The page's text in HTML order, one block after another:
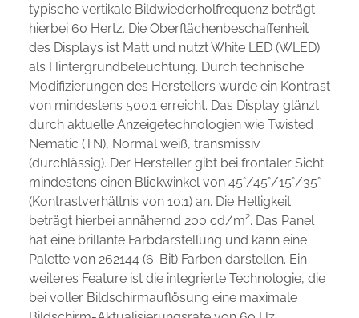
typische vertikale Bildwiederholfrequenz beträgt
hierbei 60 Hertz. Die Oberflächenbeschaffenheit
des Displays ist Matt und nutzt White LED (WLED)
als Hintergrundbeleuchtung. Durch technische
Modifizierungen des Herstellers wurde ein Kontrast
von mindestens 500:1 erreicht. Das Display glänzt
durch aktuelle Anzeigetechnologien wie Twisted
Nematic (TN), Normal weiß, transmissiv
(durchlässig). Der Hersteller gibt bei frontaler Sicht
mindestens einen Blickwinkel von 45°/45°/15°/35°
(Kontrastverhältnis von 10:1) an. Die Helligkeit
beträgt hierbei annähernd 200 cd/m². Das Panel
hat eine brillante Farbdarstellung und kann eine
Palette von 262144 (6-Bit) Farben darstellen. Ein
weiteres Feature ist die integrierte Technologie, die
bei voller Bildschirmauflösung eine maximale